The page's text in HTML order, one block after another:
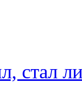
стал